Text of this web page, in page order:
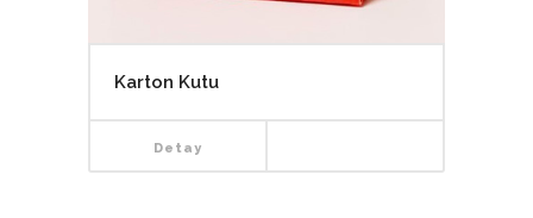
Karton Kutu
Detay